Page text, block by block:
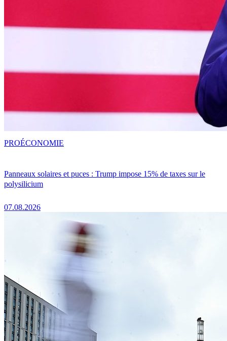
Panneaux solaires et puces : Trump impose 15% de taxes sur le
polysilicium
07.08.2026
PROÉCONOMIE